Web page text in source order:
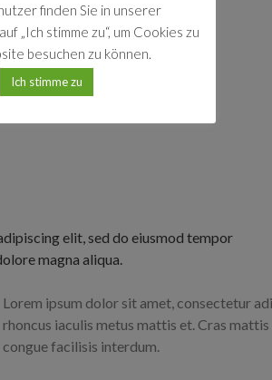
dolor sit
do eiusmod
ut
dolore
elit, sed do eiusmod tempor
magna aliqua.
Lorem ipsum dolor sit amet, consectetur
rhoncus iaculis metus mattis et. Cras
congue facilisis interdum.
finden Sie in unserer
„Ich stimme zu“, um Cookies zu
besuchen zu können.
Ich stimme zu